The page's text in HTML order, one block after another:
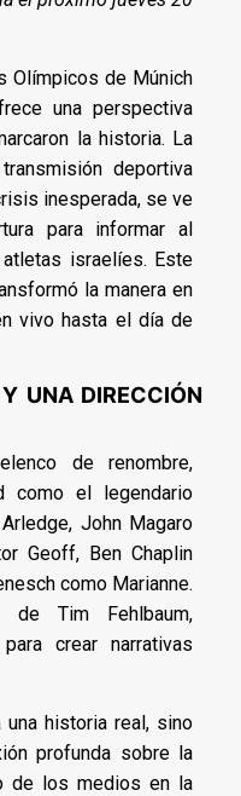
Olímpicos de Múnich
una perspectiva
la historia. La
deportiva
inesperada, se ve
para informar al
israelíes. Este
la manera en
vivo hasta el día de
UNA DIRECCIÓN
de renombre,
como el legendario
John Magaro
Geoff, Ben Chaplin
como Marianne.
Tim Fehlbaum,
crear narrativas
una historia real, sino
profunda sobre la
de los medios en la